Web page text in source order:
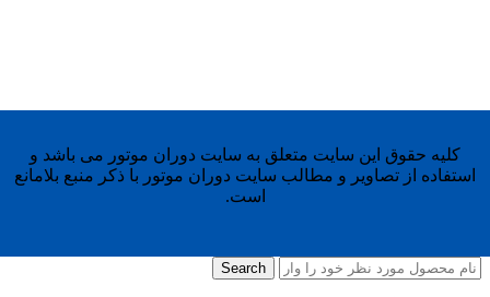
کلیه حقوق این سایت متعلق به سایت دوران موتور می باشد و
استفاده از تصاویر و مطالب سایت دوران موتور با ذکر منبع بلامانع
است.
Search